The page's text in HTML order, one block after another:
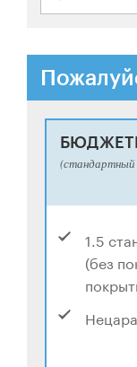
(стандартный
1.5
(без